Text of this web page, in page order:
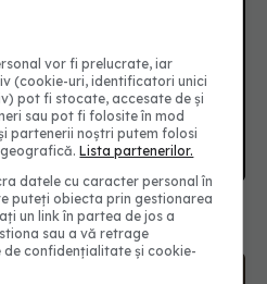
cu Nivolumab,
pumonar
vor fi prelucrate, iar
(cookie-uri, identificatori unici
pot fi stocate, accesate de și
sau pot fi folosite în mod
partenerii noștri putem folosi
geografică.Lista partenerilor.
datele cu caracter personal în
puteți obiecta prin gestionarea
un link în partea de jos a
sau a vă retrage
confidențialitate și cookie-